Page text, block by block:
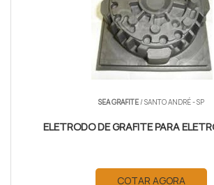
SEA GRAFITE/ SANTO ANDRÉ - SP
ELETRODO DE GRAFITE PARA
COTAR AGORA